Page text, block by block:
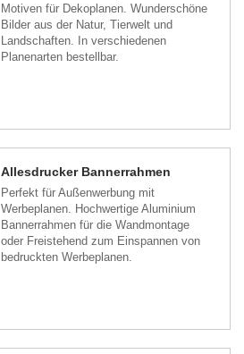
Motiven für Dekoplanen. Wunderschöne
Bilder aus der Natur, Tierwelt und
Landschaften. In verschiedenen
Planenarten bestellbar.
Allesdrucker Bannerrahmen
Perfekt für Außenwerbung mit
Werbeplanen. Hochwertige Aluminium
Bannerrahmen für die Wandmontage
oder Freistehend zum Einspannen von
bedruckten Werbeplanen.